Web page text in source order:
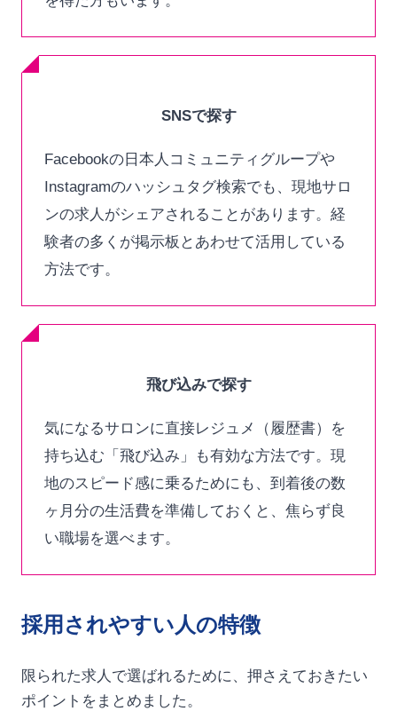
SNSで探す
Facebookの日本人コミュニティグループや
Instagramのハッシュタグ検索でも、現地サロ
ンの求人がシェアされることがあります。経
験者の多くが掲示板とあわせて活用している
方法です。
飛び込みで探す
気になるサロンに直接レジュメ（履歴書）を
持ち込む「飛び込み」も有効な方法です。現
地のスピード感に乗るためにも、到着後の数
ヶ月分の生活費を準備しておくと、焦らず良
い職場を選べます。
採用されやすい人の特徴
限られた求人で選ばれるために、押さえておきたい
ポイントをまとめました。